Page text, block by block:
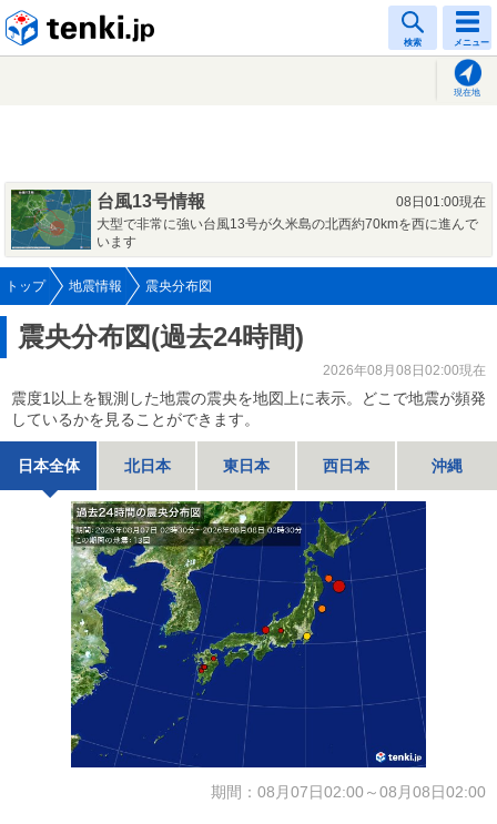
検索 メニュー
現在地
台風13号情報
08日01:00現在
大型で非常に強い台風13号が久米島の北西約70kmを西に進んで
います
トップ 地震情報 震央分布図
震央分布図(過去24時間)
2026年08月08日02:00現在
震度1以上を観測した地震の震央を地図上に表示。どこで地震が頻発
しているかを見ることができます。
日本全体 北日本 東日本 西日本 沖縄
期間：08月07日02:00～08月08日02:00